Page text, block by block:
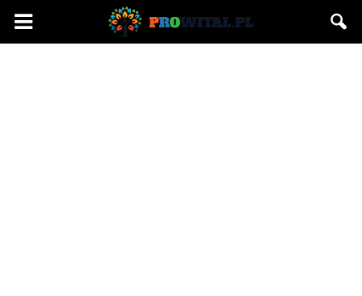
Prowital.pl